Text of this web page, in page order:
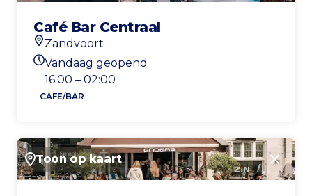
Café Bar Centraal
Locatie
Zandvoort
Openingstijden vandaag
Vandaag geopend
16:00 – 02:00
CAFE/BAR
Toon op kaart